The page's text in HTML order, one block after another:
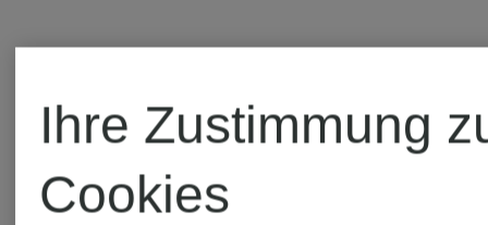
BAGGY
BAGGY
Ihre Zustimmung
Cookies